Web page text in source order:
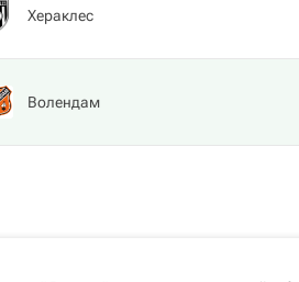
Хераклес
Волендам